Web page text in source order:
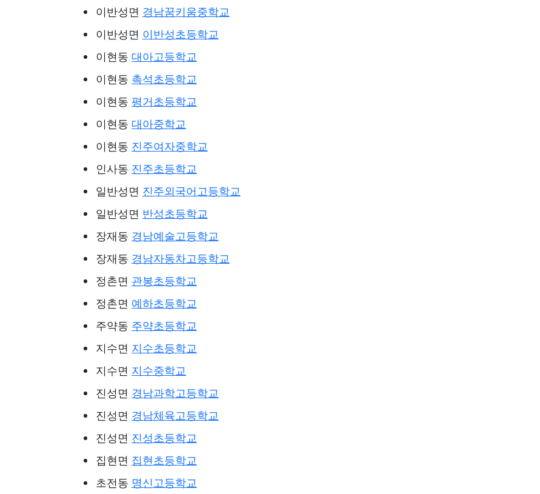
이반성면 경남꿈키움중학교
이반성면 이반성초등학교
이현동 대아고등학교
이현동 촉석초등학교
이현동 평거초등학교
이현동 대아중학교
이현동 진주여자중학교
인사동 진주초등학교
일반성면 진주외국어고등학교
일반성면 반성초등학교
장재동 경남예술고등학교
장재동 경남자동차고등학교
정촌면 관봉초등학교
정촌면 예하초등학교
주약동 주약초등학교
지수면 지수초등학교
지수면 지수중학교
진성면 경남과학고등학교
진성면 경남체육고등학교
진성면 진성초등학교
집현면 집현초등학교
초전동 명신고등학교